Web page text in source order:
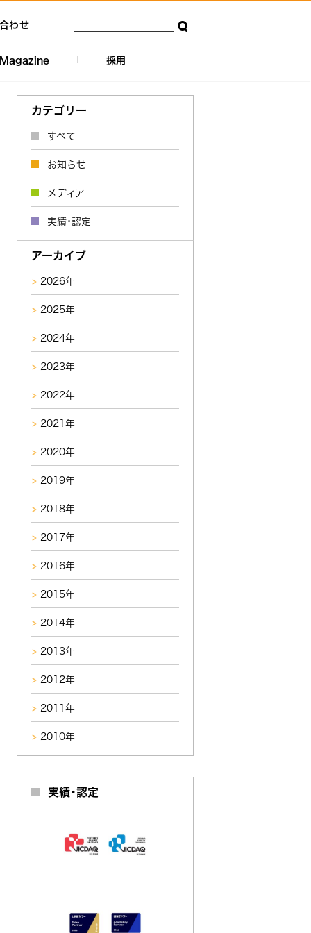
わせ
Magazine 採用
カテゴリー
すべて
お知らせ
メディア
実績・認定
アーカイブ
2026年
2025年
2024年
2023年
2022年
2021年
2020年
2019年
2018年
2017年
2016年
2015年
2014年
2013年
2012年
2011年
2010年
実績・認定